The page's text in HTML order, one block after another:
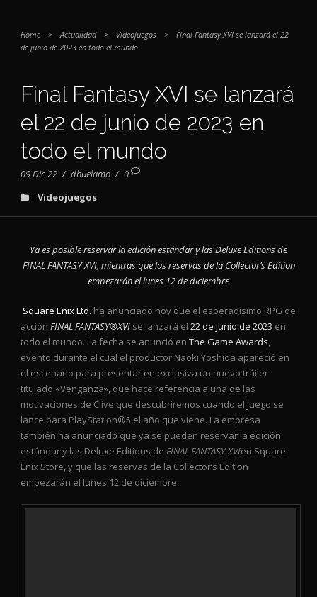
Home > Actualidad > Videojuegos >
Final Fantasy XVI se lanzará el 22
de junio de 2023 en todo el mundo
Final Fantasy XVI se lanzará
el 22 de junio de 2023 en
todo el mundo
09 Dic 22 / dhuelamo / 0
Videojuegos
Ya es posible reservar la edición estándar y las Deluxe Editions de
FINAL FANTASY XVI, mientras que las reservas de la Collector’s Edition
empezarán el lunes 12 de diciembre
Square Enix Ltd. ha anunciado hoy que el esperadísimo RPG de
acción FINAL FANTASY®XVI se lanzará el 22 de junio de 2023 en
todo el mundo. La fecha se anunció en The Game Awards,
evento durante el cual el productor Naoki Yoshida apareció en
el escenario para presentar en exclusiva un nuevo tráiler
titulado «Venganza», que hace referencia a una de las
motivaciones de Clive que descubriremos cuando el juego se
lance para PlayStation®5 el año que viene. La empresa
también ha anunciado que ya se pueden reservar la edición
estándar y las Deluxe Editions de FINAL FANTASY XVIen Square
Enix Store, y que las reservas de la Collector’s Edition
empezarán el lunes 12 de diciembre.